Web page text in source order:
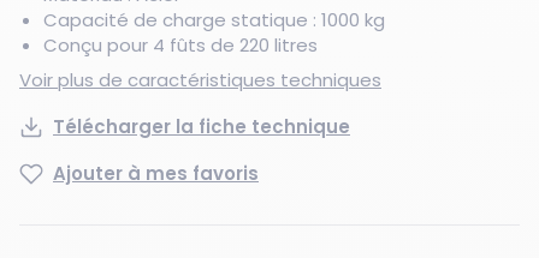
Capacité de charge statique : 1000 kg
Conçu pour 4 fûts de 220 litres
Voir plus de caractéristiques techniques
Télécharger la fiche technique
Ajouter à mes favoris